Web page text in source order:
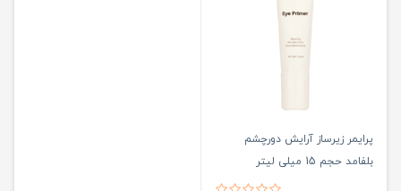
پرایمر زیرساز آرایش دورچشم
بلفامد حجم 15 میلی لیتر